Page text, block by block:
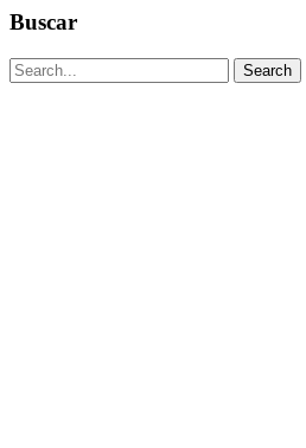
Buscar